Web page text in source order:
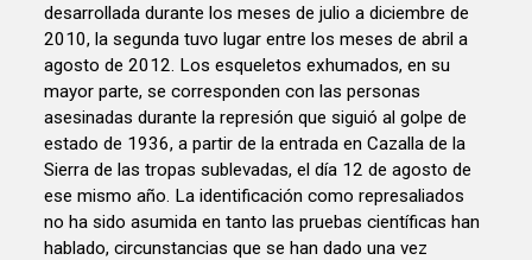
desarrollada durante los meses de julio a diciembre de
2010, la segunda tuvo lugar entre los meses de abril a
agosto de 2012. Los esqueletos exhumados, en su
mayor parte, se corresponden con las personas
asesinadas durante la represión que siguió al golpe de
estado de 1936, a partir de la entrada en Cazalla de la
Sierra de las tropas sublevadas, el día 12 de agosto de
ese mismo año. La identificación como represaliados
no ha sido asumida en tanto las pruebas científicas han
hablado, circunstancias que se han dado una vez